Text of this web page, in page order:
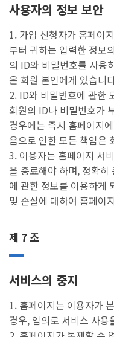
사용자의 정보 보안
1. 가입 신청자가 홈페이
부터 귀하는 입력한 정보
의 ID와 비밀번호를 사용
은 회원 본인에게 있습니
2. ID와 비밀번호에 관한
회원의 ID나 비밀번호가
경우에는 즉시 홈페이지
음으로 인한 모든 책임은
3. 이용자는 홈페이지 서
을 종료해야 하며, 정확
에 관한 정보를 이용하게
및 손실에 대하여 홈페이
제 7 조
서비스의 중지
1. 홈페이지는 이용자가
경우, 임의로 서비스 사